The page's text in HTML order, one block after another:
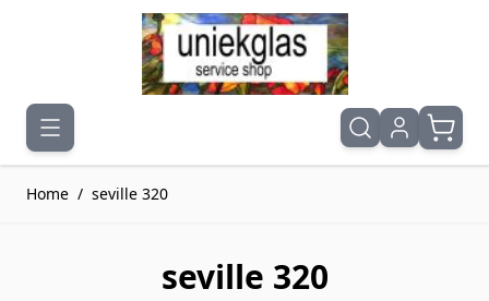
Ga naar de inhoud
Home / seville 320
seville 320